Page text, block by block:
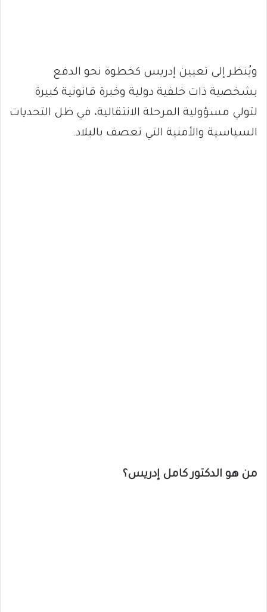
ويُنظر إلى تعيين إدريس كخطوة نحو الدفع
بشخصية ذات خلفية دولية وخبرة قانونية كبيرة
لتولي مسؤولية المرحلة الانتقالية، في ظل التحديات
السياسية والأمنية التي تعصف بالبلاد.
من هو الدكتور كامل إدريس؟